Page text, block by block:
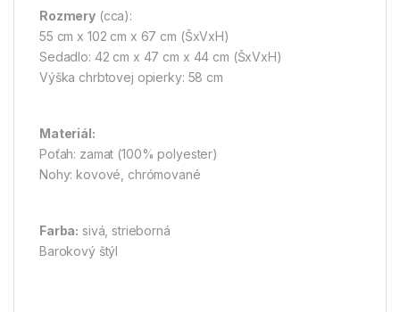
Rozmery (cca):
55 cm x 102 cm x 67 cm (ŠxVxH)
Sedadlo: 42 cm x 47 cm x 44 cm (ŠxVxH)
Výška chrbtovej opierky: 58 cm
Materiál:
Poťah: zamat (100% polyester)
Nohy: kovové, chrómované
Farba: sivá, strieborná
Barokový štýl